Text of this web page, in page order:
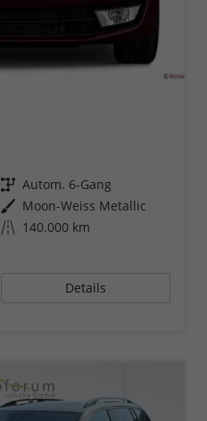
Getriebe Autom. 6-Gang
Außenfarbe Moon-Weiss Metallic
Kilometerstand 140.000 km
Details